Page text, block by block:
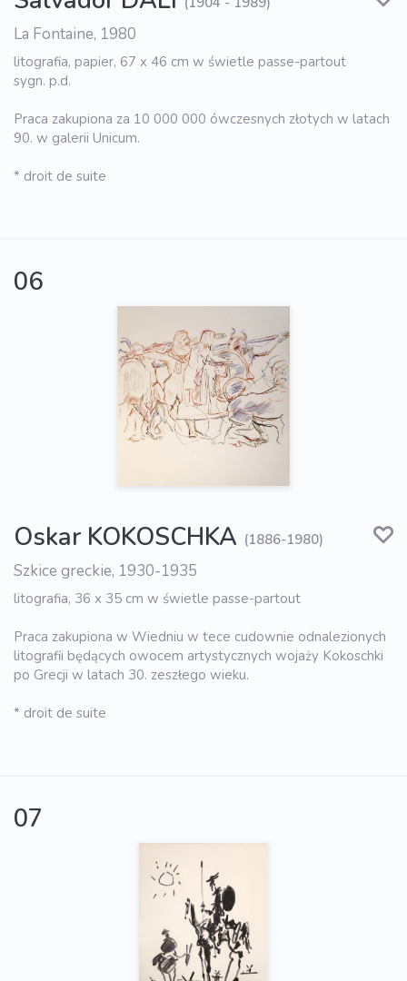
La Fontaine, 1980
litografia, papier, 67 x 46 cm w świetle passe-partout
sygn. p.d.
Praca zakupiona za 10 000 000 ówczesnych złotych w latach
90. w galerii Unicum.
* droit de suite
06
Oskar KOKOSCHKA (1886-1980)
Szkice greckie, 1930-1935
litografia, 36 x 35 cm w świetle passe-partout
Praca zakupiona w Wiedniu w tece cudownie odnalezionych
litografii będących owocem artystycznych wojaży Kokoschki
po Grecji w latach 30. zeszłego wieku.
* droit de suite
07